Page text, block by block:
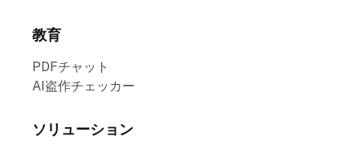
教育
PDFチャット
AI盗作チェッカー
ソリューション